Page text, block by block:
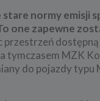
normy emisji
one zapewne
tymczasem MZK
do pojazdy typu